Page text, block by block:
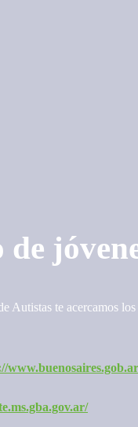
Autistas te acercamos